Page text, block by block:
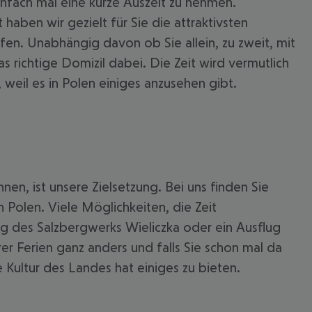
haben wir gezielt für Sie die attraktivsten
Unabhängig davon ob Sie allein, zu zweit, mit
richtige Domizil dabei. Die Zeit wird vermutlich
es in Polen einiges anzusehen gibt.
ist unsere Zielsetzung. Bei uns finden Sie
Polen. Viele Möglichkeiten, die Zeit
des Salzbergwerks Wieliczka oder ein Ausflug
Ferien ganz anders und falls Sie schon mal da
des Landes hat einiges zu bieten.